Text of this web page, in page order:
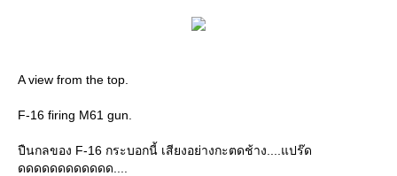
A view from the top.
F-16 firing M61 gun.
ปืนกลของ F-16 กระบอกนี้ เสียงอย่างกะตดช้าง....แปร๊ด
ดดดดดดดดดดดด....